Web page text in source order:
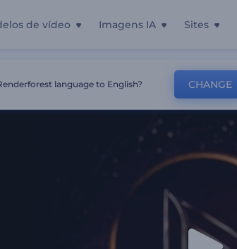
de vídeo Imagens IA Sites
language to English? CHANGE